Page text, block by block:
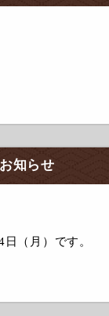
知らせ
（月）です。